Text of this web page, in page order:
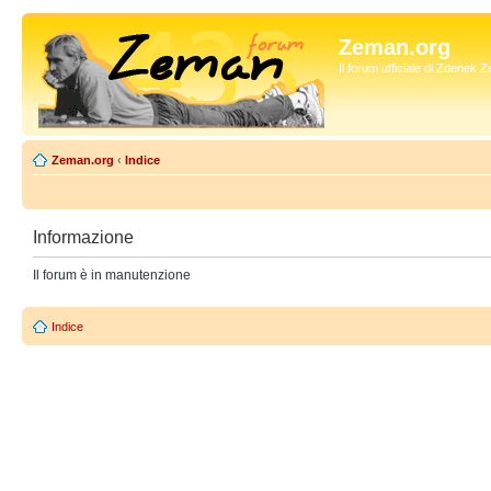
Zeman.org
Il forum ufficiale di Zdenek
Zeman.org ‹ Indice
Informazione
Il forum è in manutenzione
Indice